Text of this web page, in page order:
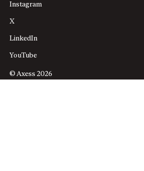
Instagram
X
LinkedIn
YouTube
© Axess 2026